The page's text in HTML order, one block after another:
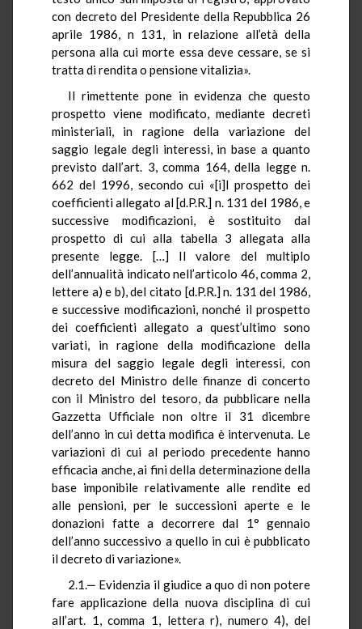
con decreto del Presidente della Repubblica 26
aprile 1986, n 131, in relazione all’età della
persona alla cui morte essa deve cessare, se si
tratta di rendita o pensione vitalizia».
Il rimettente pone in evidenza che questo
prospetto viene modificato, mediante decreti
ministeriali, in ragione della variazione del
saggio legale degli interessi, in base a quanto
previsto dall’art. 3, comma 164, della legge n.
662 del 1996, secondo cui «[i]l prospetto dei
coefficienti allegato al [d.P.R.] n. 131 del 1986, e
successive modificazioni, è sostituito dal
prospetto di cui alla tabella 3 allegata alla
presente legge. […] Il valore del multiplo
dell’annualità indicato nell’articolo 46, comma 2,
lettere a) e b), del citato [d.P.R.] n. 131 del 1986,
e successive modificazioni, nonché il prospetto
dei coefficienti allegato a quest’ultimo sono
variati, in ragione della modificazione della
misura del saggio legale degli interessi, con
decreto del Ministro delle finanze di concerto
con il Ministro del tesoro, da pubblicare nella
Gazzetta Ufficiale non oltre il 31 dicembre
dell’anno in cui detta modifica è intervenuta. Le
variazioni di cui al periodo precedente hanno
efficacia anche, ai fini della determinazione della
base imponibile relativamente alle rendite ed
alle pensioni, per le successioni aperte e le
donazioni fatte a decorrere dal 1° gennaio
dell’anno successivo a quello in cui è pubblicato
il decreto di variazione».
2.1.‒ Evidenzia il giudice a quo di non potere
fare applicazione della nuova disciplina di cui
all’art. 1, comma 1, lettera r), numero 4), del